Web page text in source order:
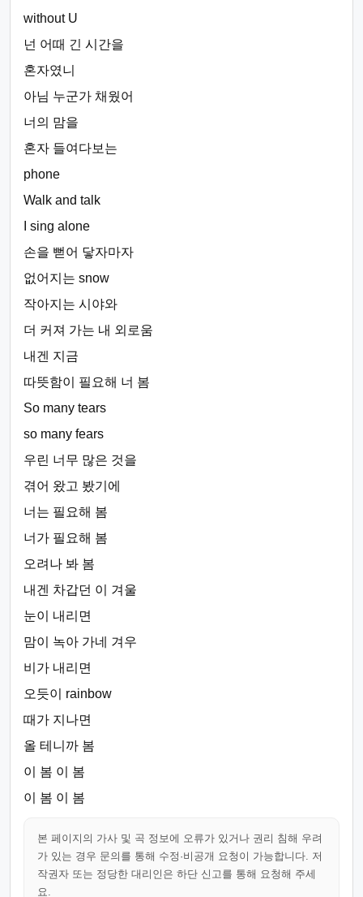
without U
넌 어때 긴 시간을
혼자였니
아님 누군가 채웠어
너의 맘을
혼자 들여다보는
phone
Walk and talk
I sing alone
손을 뻗어 닿자마자
없어지는 snow
작아지는 시야와
더 커져 가는 내 외로움
내겐 지금
따뜻함이 필요해 너 봄
So many tears
so many fears
우린 너무 많은 것을
겪어 왔고 봤기에
너는 필요해 봄
너가 필요해 봄
오려나 봐 봄
내겐 차갑던 이 겨울
눈이 내리면
맘이 녹아 가네 겨우
비가 내리면
오듯이 rainbow
때가 지나면
올 테니까 봄
이 봄 이 봄
이 봄 이 봄
본 페이지의 가사 및 곡 정보에 오류가 있거나 권리 침해 우려
가 있는 경우 문의를 통해 수정·비공개 요청이 가능합니다. 저
작권자 또는 정당한 대리인은 하단 신고를 통해 요청해 주세
요.